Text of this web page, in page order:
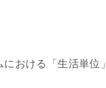
おける「生活単位」